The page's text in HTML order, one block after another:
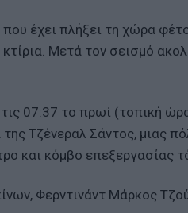
που έχει πλήξει τη χώρα
Μετά τον σεισμό
07:37 το πρωί (τοπική
της Τζένεραλ Σάντος, μιας
και κόμβο επεξεργασίας
Φερντινάντ Μάρκος